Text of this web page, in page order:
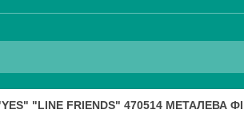
"LINE FRIENDS" 470514 МЕТАЛЕВА